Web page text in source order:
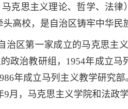
马克思主义理论、 哲学、 法律
高校，是自治区铸牢中华民
治区第一家成立的马克思主
政治教研组 ， 1954年成立马
年成立马列主义教学研究部
9月，马克思主义学院和法政